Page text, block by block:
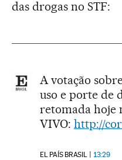
das drogas no STF:
A votação
uso e porte de
retomada hoje
VIVO: http://
EL PAÍS BRASIL 13:29